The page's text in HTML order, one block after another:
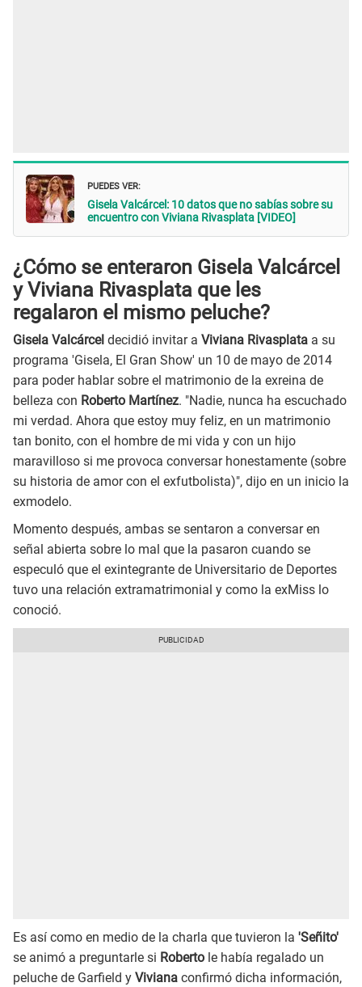
PUEDES VER:
Gisela Valcárcel: 10 datos que no sabías sobre su
encuentro con Viviana Rivasplata [VIDEO]
¿Cómo se enteraron Gisela Valcárcel
y Viviana Rivasplata que les
regalaron el mismo peluche?
Gisela Valcárcel decidió invitar a Viviana Rivasplata a su
programa 'Gisela, El Gran Show' un 10 de mayo de 2014
para poder hablar sobre el matrimonio de la exreina de
belleza con Roberto Martínez. "Nadie, nunca ha escuchado
mi verdad. Ahora que estoy muy feliz, en un matrimonio
tan bonito, con el hombre de mi vida y con un hijo
maravilloso si me provoca conversar honestamente (sobre
su historia de amor con el exfutbolista)", dijo en un inicio la
exmodelo.
Momento después, ambas se sentaron a conversar en
señal abierta sobre lo mal que la pasaron cuando se
especuló que el exintegrante de Universitario de Deportes
tuvo una relación extramatrimonial y como la exMiss lo
conoció.
Es así como en medio de la charla que tuvieron la 'Señito'
se animó a preguntarle si Roberto le había regalado un
peluche de Garfield y Viviana confirmó dicha información,